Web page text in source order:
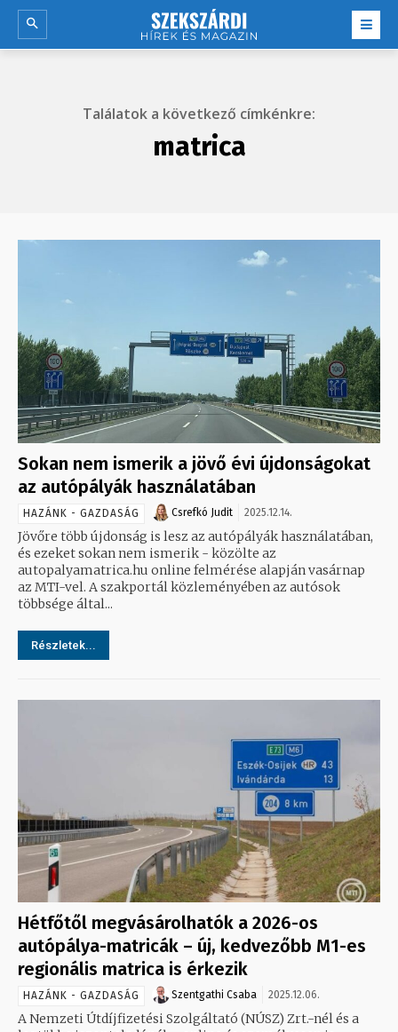
Találatok a következő címkénkre:
matrica
Sokan nem ismerik a jövő évi újdonságokat
az autópályák használatában
HAZÁNK - GAZDASÁG Csrefkó Judit 2025.12.14.
Jövőre több újdonság is lesz az autópályák használatában,
és ezeket sokan nem ismerik - közölte az
autopalyamatrica.hu online felmérése alapján vasárnap
az MTI-vel. A szakportál közleményében az autósok
többsége által...
Részletek...
Hétfőtől megvásárolhatók a 2026-os
autópálya-matricák – új, kedvezőbb M1-es
regionális matrica is érkezik
HAZÁNK - GAZDASÁG Szentgathi Csaba 2025.12.06.
A Nemzeti Útdíjfizetési Szolgáltató (NÚSZ) Zrt.-nél és a